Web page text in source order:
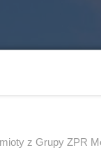
z Grupy ZPR